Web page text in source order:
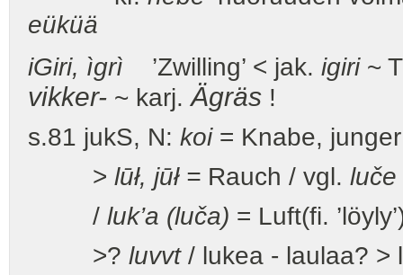
eüküä
iGiri, ìgrì ’Zwilling’ < jak. igiri~
vikker- ~ karj.Ägräs !
s.81 jukS, N: koi= Knabe,
> lūł, jūł = Rauch / vgl. luče
/ luk’a (luča) = Luft(fi.
>? luvvt/ lukea - laulaa? >